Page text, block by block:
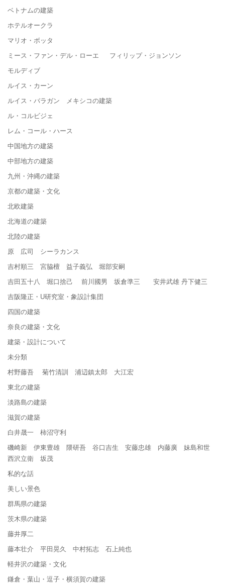
ベトナムの建築
ホテルオークラ
マリオ・ボッタ
ミース・ファン・デル・ローエ フィリップ・ジョンソン
モルディブ
ルイス・カーン
ルイス・バラガン メキシコの建築
ル・コルビジェ
レム・コール・ハース
中国地方の建築
中部地方の建築
九州・沖縄の建築
京都の建築・文化
北欧建築
北海道の建築
北陸の建築
原 広司 シーラカンス
吉村順三 宮脇檀 益子義弘 堀部安嗣
吉田五十八 堀口捨己 前川國男 坂倉準三 安井武雄 丹下健三
吉阪隆正・U研究室・象設計集団
四国の建築
奈良の建築・文化
建築・設計について
未分類
村野藤吾 菊竹清訓 浦辺鎮太郎 大江宏
東北の建築
淡路島の建築
滋賀の建築
白井晟一 柿沼守利
磯崎新 伊東豊雄 隈研吾 谷口吉生 安藤忠雄 内藤廣 妹島和世
西沢立衛 坂茂
私的な話
美しい景色
群馬県の建築
茨木県の建築
藤井厚二
藤本壮介 平田晃久 中村拓志 石上純也
軽井沢の建築・文化
鎌倉・葉山・逗子・横須賀の建築